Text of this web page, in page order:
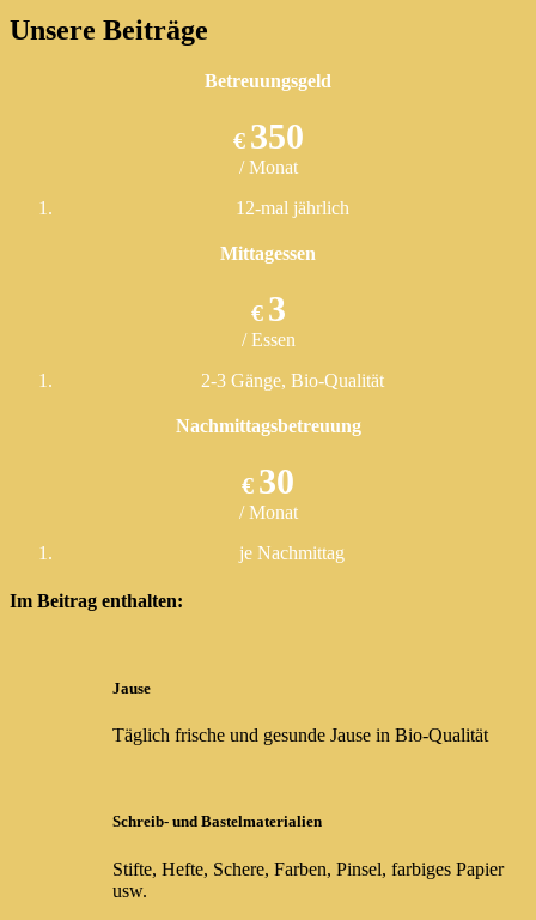
Unsere Beiträge
Betreuungsgeld
€ 350
/ Monat
12-mal jährlich
Mittagessen
€ 3
/ Essen
2-3 Gänge, Bio-Qualität
Nachmittagsbetreuung
€ 30
/ Monat
je Nachmittag
Im Beitrag enthalten:
Jause
Täglich frische und gesunde Jause in Bio-Qualität
Schreib- und Bastelmaterialien
Stifte, Hefte, Schere, Farben, Pinsel, farbiges Papier
usw.